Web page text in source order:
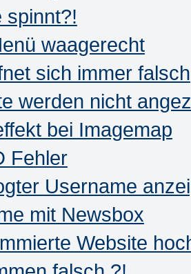
spinnt?!
waagerecht
sich immer falsch
werden nicht
bei Imagemap
Fehler
Username
mit Newsbox
Website